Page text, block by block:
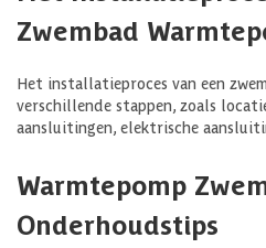
Zwembad
Het installatieproces van een
verschillende stappen, zoals
aansluitingen, elektrische
Warmtepomp
Onderhoudstips